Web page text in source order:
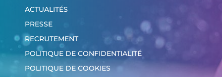
ACTUALITÉS
PRESSE
RECRUTEMENT
POLITIQUE DE CONFIDENTIALITÉ
POLITIQUE DE COOKIES